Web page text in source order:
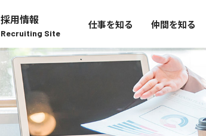
採用情報
Recruiting Site
仕事を知る 仲間を知る